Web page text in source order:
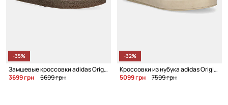
-35%
Замшевые кроссовки adidas Originals Montreal 76
3699 грн
5699 грн
-32%
Кроссовки из нубука adidas Originals Gazelle Indoor Lux
5099 грн
7599 грн